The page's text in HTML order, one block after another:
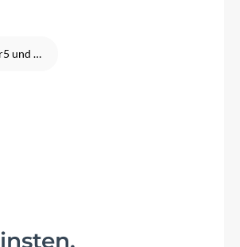
Riese & Müller Charger5 und Nevo5